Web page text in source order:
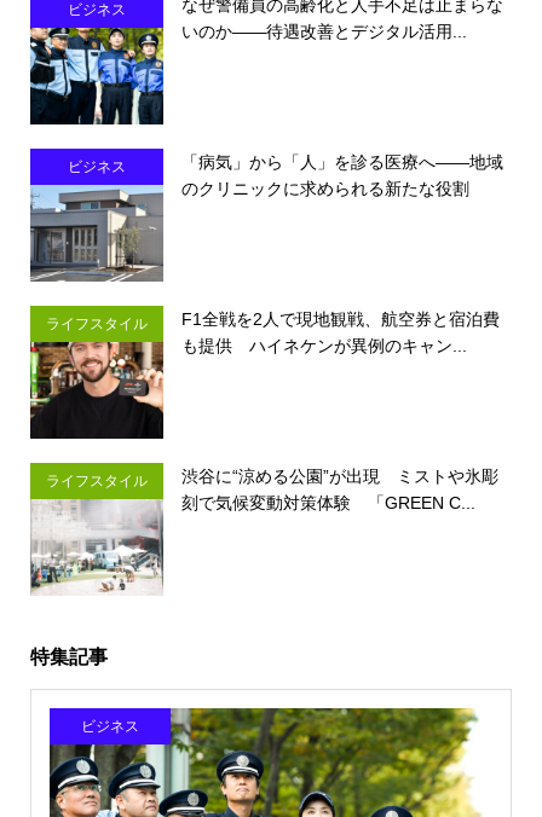
ビジネス
なぜ警備員の高齢化と人手不足は止まらな
いのか――待遇改善とデジタル活用...
ビジネス
「病気」から「人」を診る医療へ――地域
のクリニックに求められる新たな役割
ライフスタイル
F1全戦を2人で現地観戦、航空券と宿泊費
も提供 ハイネケンが異例のキャン...
ライフスタイル
渋谷に“涼める公園”が出現 ミストや氷彫
刻で気候変動対策体験 「GREEN C...
特集記事
ビジネス